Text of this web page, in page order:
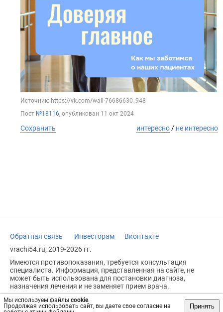
Мы используем файлы cookie.
Продолжая использовать сайт, вы даете свое согласие на
Принять
Источник: https://vk.com/wall-76686630_948
Пост №18116, опубликован 11 окт 2024
Сохранить интересно / не интересно
Обратная связь Инвесторам
Вконтакте
vrachi54.ru, 2019-2026 гг.
Имеются противопоказания, требуется консультация
специалиста. Информация, представленная на сайте, не
может быть использована для постановки диагноза,
назначения лечения и не заменяет прием врача.
Возрастное ограничение: 18+